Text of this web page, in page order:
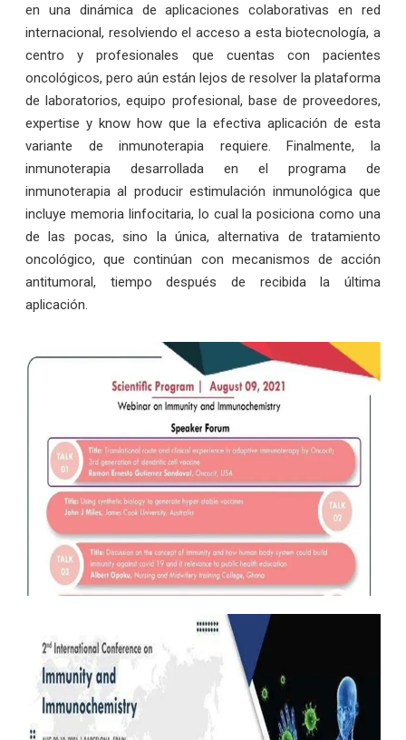
en una dinámica de aplicaciones colaborativas en red
internacional, resolviendo el acceso a esta biotecnología, a
centro y profesionales que cuentas con pacientes
oncológicos, pero aún están lejos de resolver la plataforma
de laboratorios, equipo profesional, base de proveedores,
expertise y know how que la efectiva aplicación de esta
variante de inmunoterapia requiere. Finalmente, la
inmunoterapia desarrollada en el programa de
inmunoterapia al producir estimulación inmunológica que
incluye memoria linfocitaria, lo cual la posiciona como una
de las pocas, sino la única, alternativa de tratamiento
oncológico, que continúan con mecanismos de acción
antitumoral, tiempo después de recibida la última
aplicación.